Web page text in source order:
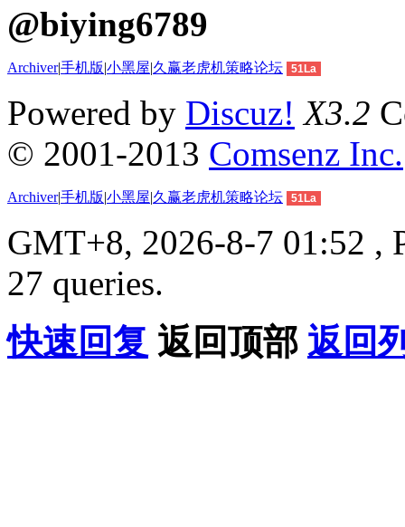
@biying6789
Archiver|手机版|小黑屋|久赢老虎机策略论坛 51La
Powered by Discuz! X3.2
© 2001-2013 Comsenz Inc.
Archiver|手机版|小黑屋|久赢老虎机策略论坛 51La
GMT+8, 2026-8-7 01:52 ,
27 queries.
快速回复 返回顶部 返回